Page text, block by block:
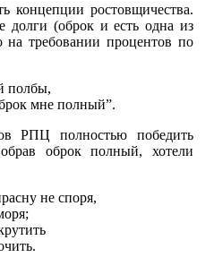
концепции ростовщичества.
долги (оброк и есть одна из
требовании процентов по
полбы,
мне полный”.
РПЦ полностью победить
оброк полный, хотели
не споря,